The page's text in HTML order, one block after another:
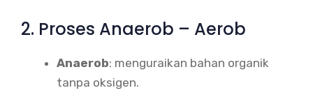
2. Proses Anaerob – Aerob
Anaerob: menguraikan bahan organik
tanpa oksigen.